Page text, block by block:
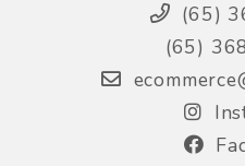
(65)
(65)